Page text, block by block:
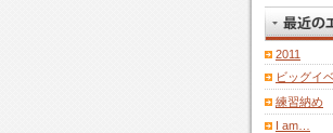
2011
ビッグイ
練習納め
I am…